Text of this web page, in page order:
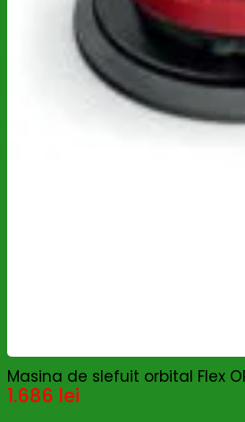
HOT
Masina de slefuit orbital Flex
1.686 lei